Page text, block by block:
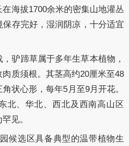
海拔1700余米的密集山地灌丛
存完好，湿润阴凉，十分适宜
，驴蹄草属于多年生草本植物，
质须根。其茎高约20厘米至48
状心形，每年5月至9月开花。
北、华北、西北及西南高山区
见。
候选区具备典型的温带植物生